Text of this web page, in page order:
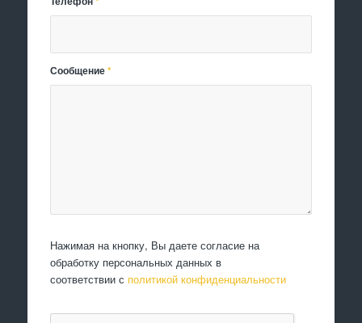
Сообщение*
Нажимая на кнопку, Вы даете согласие на
обработку персональных данных в
соответствии с политикой конфиденциальности